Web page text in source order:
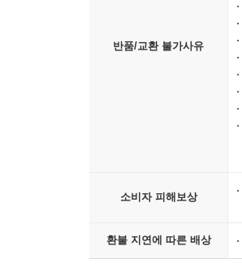
반품/교환 불가사유
소비자 피해보상
환불 지연에 따른 배상